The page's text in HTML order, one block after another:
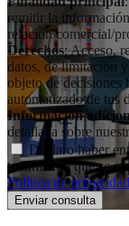
remitir la
relación comercial/
Derechos: Acceso,
datos, de limitación
objeto de decisiones
automatizado de tus
Información
detallada sobre
Declaro haber
tratamiento que se
Política de privacidad